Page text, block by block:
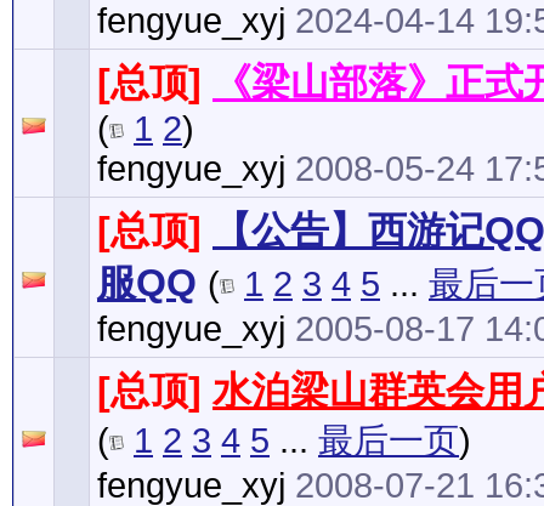
fengyue_xyj 2024-04-14
[总顶] 《梁山部落》正
( 1 2)
fengyue_xyj 2008-05-24
[总顶]
【公告】西游记
服QQ ( 1 2 3 4 5 ... 最后一
fengyue_xyj 2005-08-17
[总顶] 水泊梁山群英会用
( 1 2 3 4 5 ... 最后一页)
fengyue_xyj 2008-07-21